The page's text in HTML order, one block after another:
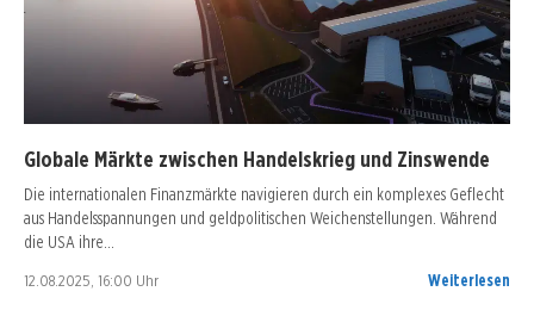
Globale Märkte zwischen Handelskrieg und Zinswende
Die internationalen Finanzmärkte navigieren durch ein komplexes Geflecht
aus Handelsspannungen und geldpolitischen Weichenstellungen. Während
die USA ihre…
12.08.2025, 16:00 Uhr Weiterlesen